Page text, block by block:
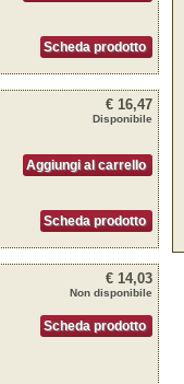
Scheda prodotto
€ 16,47
Disponibile
Aggiungi al carrello
Scheda prodotto
€ 14,03
Non disponibile
Scheda prodotto